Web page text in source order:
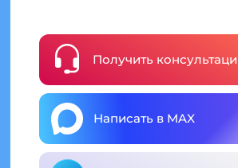
Получить
Написать в MAX